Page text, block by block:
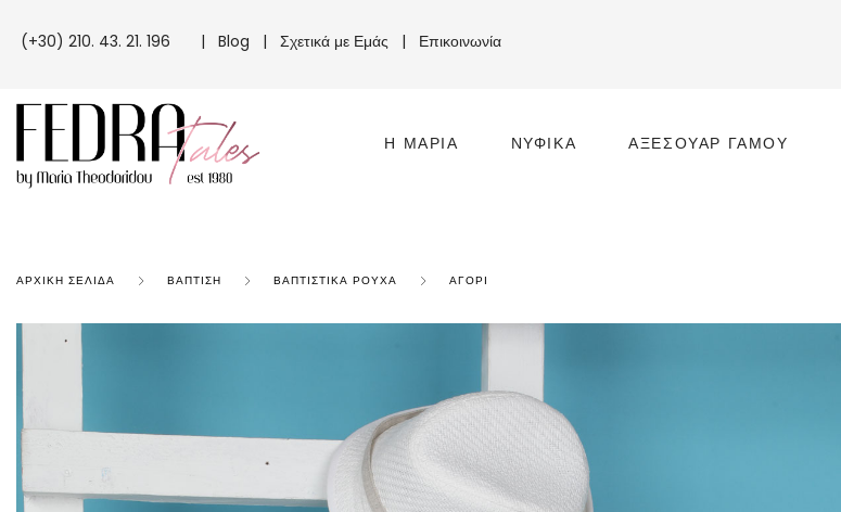
(+30) 210. 43. 21. 196 | Blog | Σχετικά με Εμάς | Επικοινωνία
Η ΜΑΡΊΑ ΝΥΦΙΚΆ ΑΞΕΣΟΥΆΡ ΓΆΜΟΥ
ΑΡΧΙΚΉ ΣΕΛΊΔΑ ΒΆΠΤΙΣΗ ΒΑΠΤΙΣΤΙΚΆ ΡΟΎΧΑ ΑΓΌΡΙ